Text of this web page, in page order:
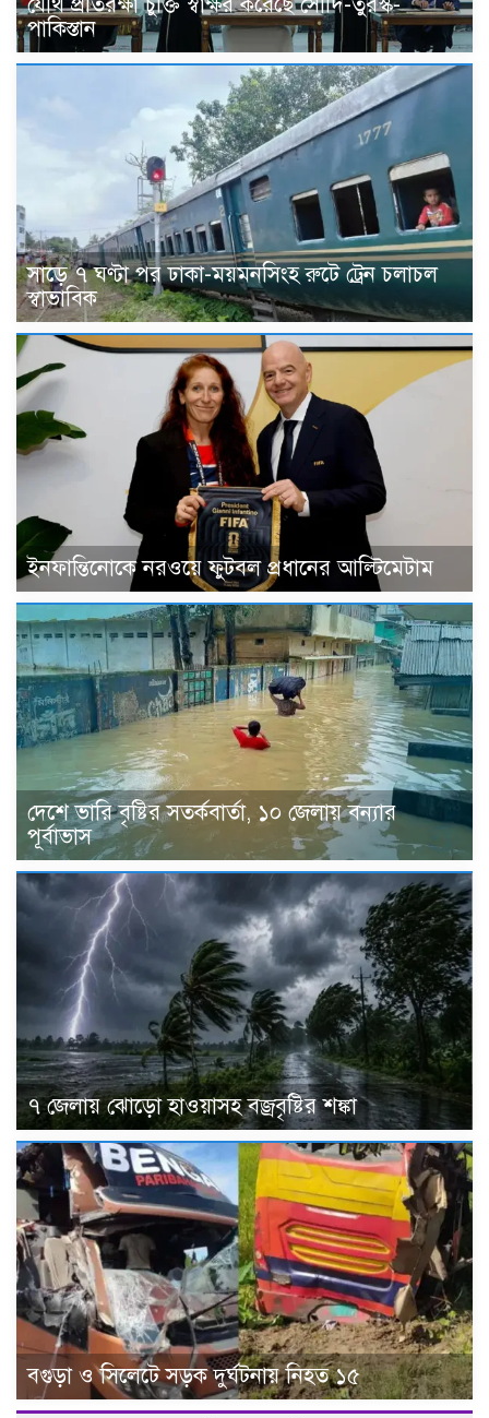
পাকিস্তান
সাড়ে ৭ ঘণ্টা পর ঢাকা-ময়মনসিংহ রুটে ট্রেন চলাচল
স্বাভাবিক
ইনফান্তিনোকে নরওয়ে ফুটবল প্রধানের আল্টিমেটাম
দেশে ভারি বৃষ্টির সতর্কবার্তা, ১০ জেলায় বন্যার
পূর্বাভাস
৭ জেলায় ঝোড়ো হাওয়াসহ বজ্রবৃষ্টির শঙ্কা
বগুড়া ও সিলেটে সড়ক দুর্ঘটনায় নিহত ১৫